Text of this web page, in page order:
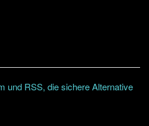
und RSS, die sichere Alternative